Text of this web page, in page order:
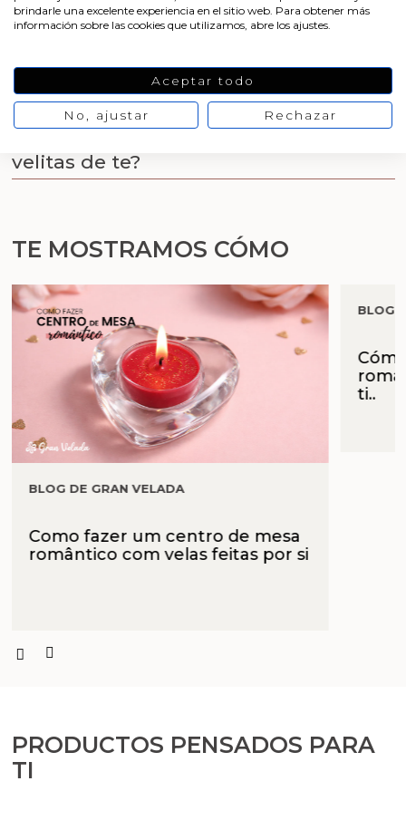
Envases para velitas de te
Cómo hacer velas de te
velitas de te?
TE MOSTRAMOS CÓMO
BLOG DE GRAN VELADA
Como fazer um centro de mesa
romântico com velas feitas por si
BLOG
ti..
PRODUCTOS PENSADOS PARA
TI
Aceites y Mantecas
brindarle una excelente experiencia en el sitio web. Para obtener más
información sobre las cookies que utilizamos, abre los ajustes.
Aceptar todo
No, ajustar Rechazar